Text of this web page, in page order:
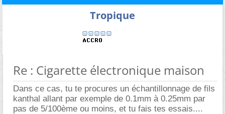
Tropique
Re : Cigarette électronique maison
Dans ce cas, tu te procures un échantillonnage de fils
kanthal allant par exemple de 0.1mm à 0.25mm par
pas de 5/100ème ou moins, et tu fais tes essais....